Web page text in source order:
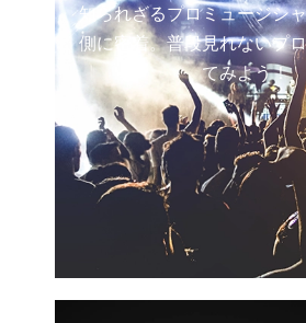
知られざるプロミュージシ
側に密着。普段見れないプ
てみよう！